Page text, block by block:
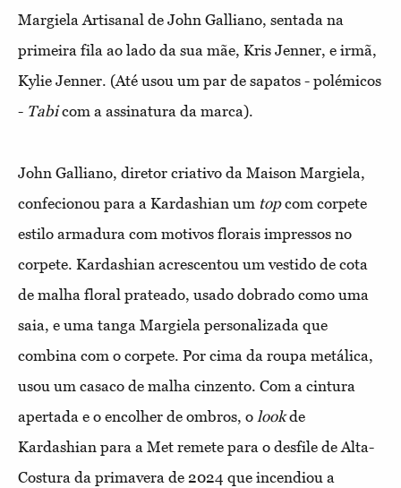
Margiela Artisanal de John Galliano, sentada na
primeira fila ao lado da sua mãe, Kris Jenner, e irmã,
Kylie Jenner. (Até usou um par de sapatos - polémicos
- Tabicom a assinatura da marca).
John Galliano, diretor criativo da Maison Margiela,
confecionou para a Kardashian um topcom corpete
estilo armadura com motivos florais impressos no
corpete. Kardashian acrescentou um vestido de cota
de malha floral prateado, usado dobrado como uma
saia, e uma tanga Margiela personalizada que
combina com o corpete. Por cima da roupa metálica,
usou um casaco de malha cinzento. Com a cintura
apertada e o encolher de ombros, o lookde
Kardashian para a Met remete para o desfile de Alta-
Costura da primavera de 2024 que incendiou a